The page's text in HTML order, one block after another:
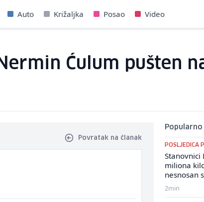
Auto Križaljka Posao Video
Ćulum pušten
Povratak na članak
Popularno
POSLJEDICA
Stanovnici
miliona
nesnosan
2min